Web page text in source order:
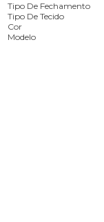
Tipo De Fechamento
Tipo De Tecido
Cor
Modelo